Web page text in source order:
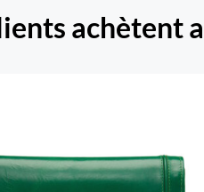
achètent
Beach portefeuille RFID